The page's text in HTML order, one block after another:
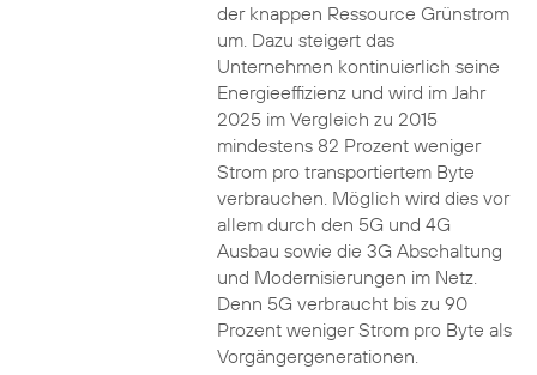
der knappen Ressource Grünstrom
um. Dazu steigert das
Unternehmen kontinuierlich seine
Energieeffizienz und wird im Jahr
2025 im Vergleich zu 2015
mindestens 82 Prozent weniger
Strom pro transportiertem Byte
verbrauchen. Möglich wird dies vor
allem durch den 5G und 4G
Ausbau sowie die 3G Abschaltung
und Modernisierungen im Netz.
Denn 5G verbraucht bis zu 90
Prozent weniger Strom pro Byte als
Vorgängergenerationen.